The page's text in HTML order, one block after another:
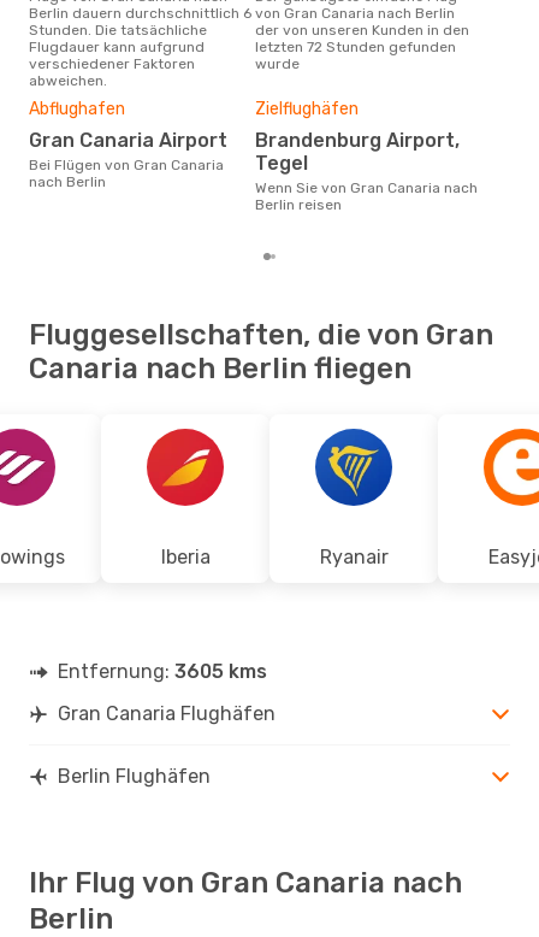
Berlin dauern durchschnittlich 6
Stunden. Die tatsächliche
Flugdauer kann aufgrund
verschiedener Faktoren
abweichen.
von Gran Canaria nach Berlin
der von unseren Kunden in den
letzten 72 Stunden gefunden
wurde
Abflughafen
Gran Canaria Airport
Bei Flügen von Gran Canaria
nach Berlin
Zielflughäfen
Brandenburg Airport,
Tegel
Wenn Sie von Gran Canaria nach
Berlin reisen
Fluggesellschaften, die von Gran
Canaria nach Berlin fliegen
Iberia Ryanair
Entfernung: 3605 kms
Gran Canaria Flughäfen
Berlin Flughäfen
Ihr Flug von Gran Canaria nach
Berlin